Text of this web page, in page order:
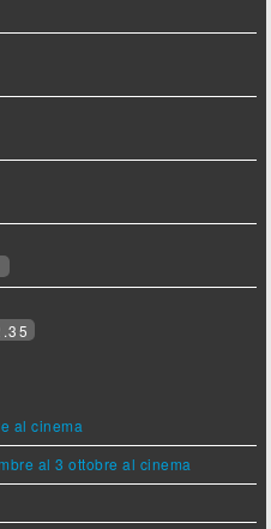
al cinema
al 3 ottobre al cinema